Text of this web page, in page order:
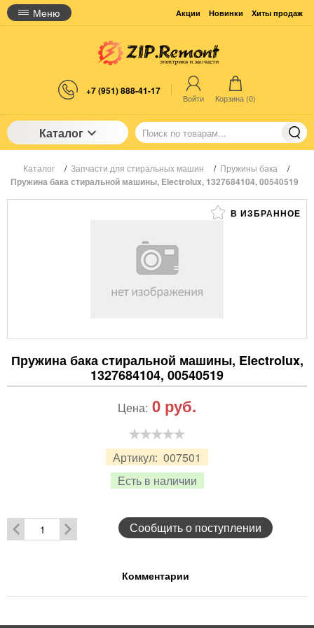
Меню Акции Новинки Хиты продаж
+7 (951) 888-41-17
Войти Корзина (0)
Каталог
Каталог / Запчасти для стиральных машин / Пружины бака /
Пружина бака стиральной машины, Electrolux, 1327684104, 00540519
В ИЗБРАННОЕ
Пружина бака стиральной машины, Electrolux,
1327684104, 00540519
Артикул: 007501
Есть в наличии
Цена: 0 руб.
Сообщить о поступлении
Комментарии